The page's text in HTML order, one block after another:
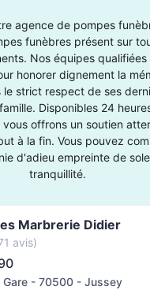
agence de pompes
funèbres présent sur
Nos équipes qualifiées
honorer dignement la
strict respect de ses
Disponibles 24
vous offrons un soutien
à la fin. Vous pouvez
d'adieu empreinte de
tranquillité.
Marbrerie Didier
avis)
Gare - 70500 - Jussey